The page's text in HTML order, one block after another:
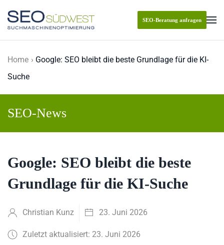
Skip to main content
SEO-Beratung anfragen
Home
Google: SEO bleibt die beste Grundlage für die KI-
Suche
SEO-News
Google: SEO bleibt die beste
Grundlage für die KI-Suche
Christian Kunz 23. Juni 2026
Zuletzt aktualisiert: 23. Juni 2026